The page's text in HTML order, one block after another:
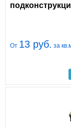
От 13 руб. за